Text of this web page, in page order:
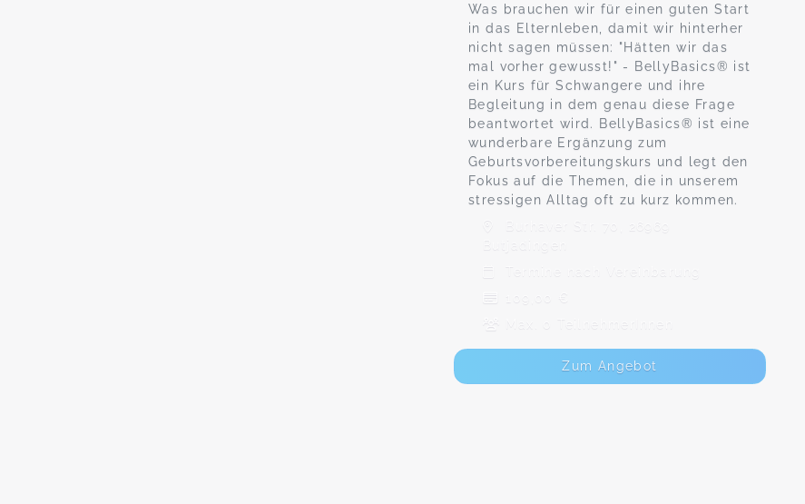
Was brauchen wir für einen guten Start
in das Elternleben, damit wir hinterher
nicht sagen müssen: "Hätten wir das
mal vorher gewusst!" - BellyBasics® ist
ein Kurs für Schwangere und ihre
Begleitung in dem genau diese Frage
beantwortet wird. BellyBasics® ist eine
wunderbare Ergänzung zum
Geburtsvorbereitungskurs und legt den
Fokus auf die Themen, die in unserem
stressigen Alltag oft zu kurz kommen.
Burhaver Str. 70, 26969
Termine nach Vereinbarung
109,00 €
Max. 0 TeilnehmerInnen
Zum Angebot